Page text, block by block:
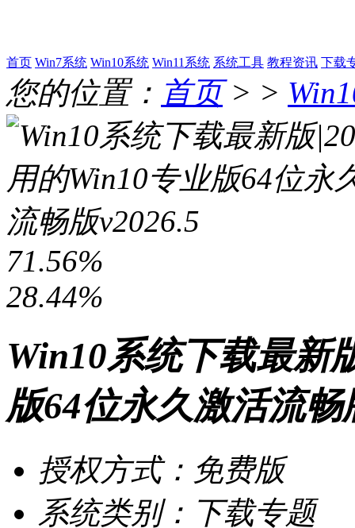
首页 Win7系统 Win10系统 Win11系统 系统工具 教程资讯 下载
您的位置： 首页> >
71.56%
28.44%
Win10系统下载最新
版64位永久激活流畅
授权方式：免费版
系统类别：下载专题